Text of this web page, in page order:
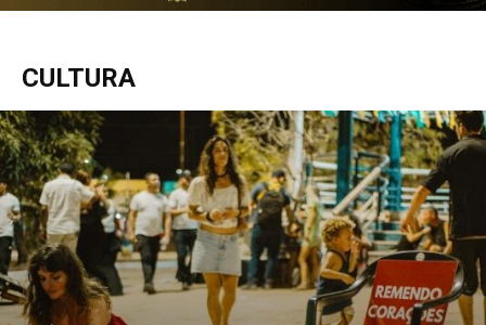
CULTURA